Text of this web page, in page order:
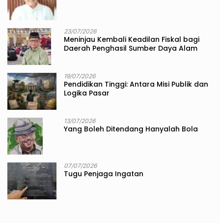
23/07/2026
Meninjau Kembali Keadilan Fiskal bagi
Daerah Penghasil Sumber Daya Alam
19/07/2026
Pendidikan Tinggi: Antara Misi Publik dan
Logika Pasar
13/07/2026
Yang Boleh Ditendang Hanyalah Bola
07/07/2026
Tugu Penjaga Ingatan